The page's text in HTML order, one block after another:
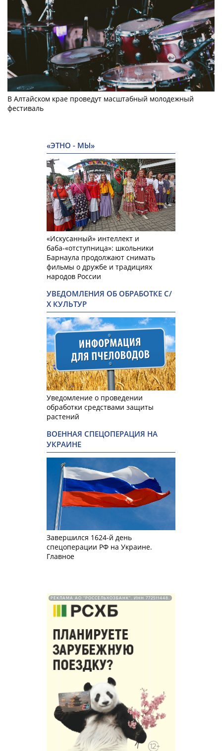
В Алтайском крае проведут масштабный молодежный
фестиваль
«ЭТНО - МЫ»
«Искусанный» интеллект и
баба-«отступница»: школьники
Барнаула продолжают снимать
фильмы о дружбе и традициях
народов России
УВЕДОМЛЕНИЯ ОБ ОБРАБОТКЕ С/
Х КУЛЬТУР
Уведомление о проведении
обработки средствами защиты
растений
ВОЕННАЯ СПЕЦОПЕРАЦИЯ НА
УКРАИНЕ
Завершился 1624-й день
спецоперации РФ на Украине.
Главное
РЕКЛАМА АО "РОССЕЛЬХОЗБАНК". ИНН 772511448.